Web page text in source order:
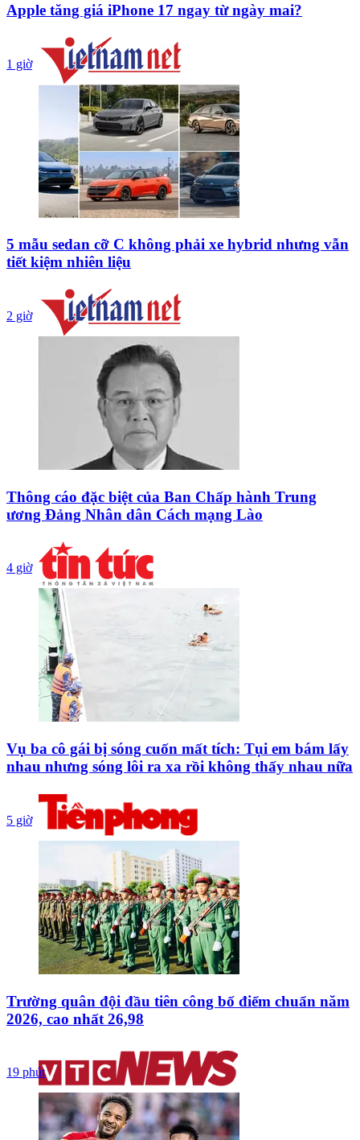
Apple tăng giá iPhone 17 ngay từ ngày mai?
1 giờ
5 mẫu sedan cỡ C không phải xe hybrid nhưng vẫn
tiết kiệm nhiên liệu
2 giờ
Thông cáo đặc biệt của Ban Chấp hành Trung
ương Đảng Nhân dân Cách mạng Lào
4 giờ
Vụ ba cô gái bị sóng cuốn mất tích: Tụi em bám lấy
nhau nhưng sóng lôi ra xa rồi không thấy nhau nữa
5 giờ
Trường quân đội đầu tiên công bố điểm chuẩn năm
2026, cao nhất 26,98
19 phút